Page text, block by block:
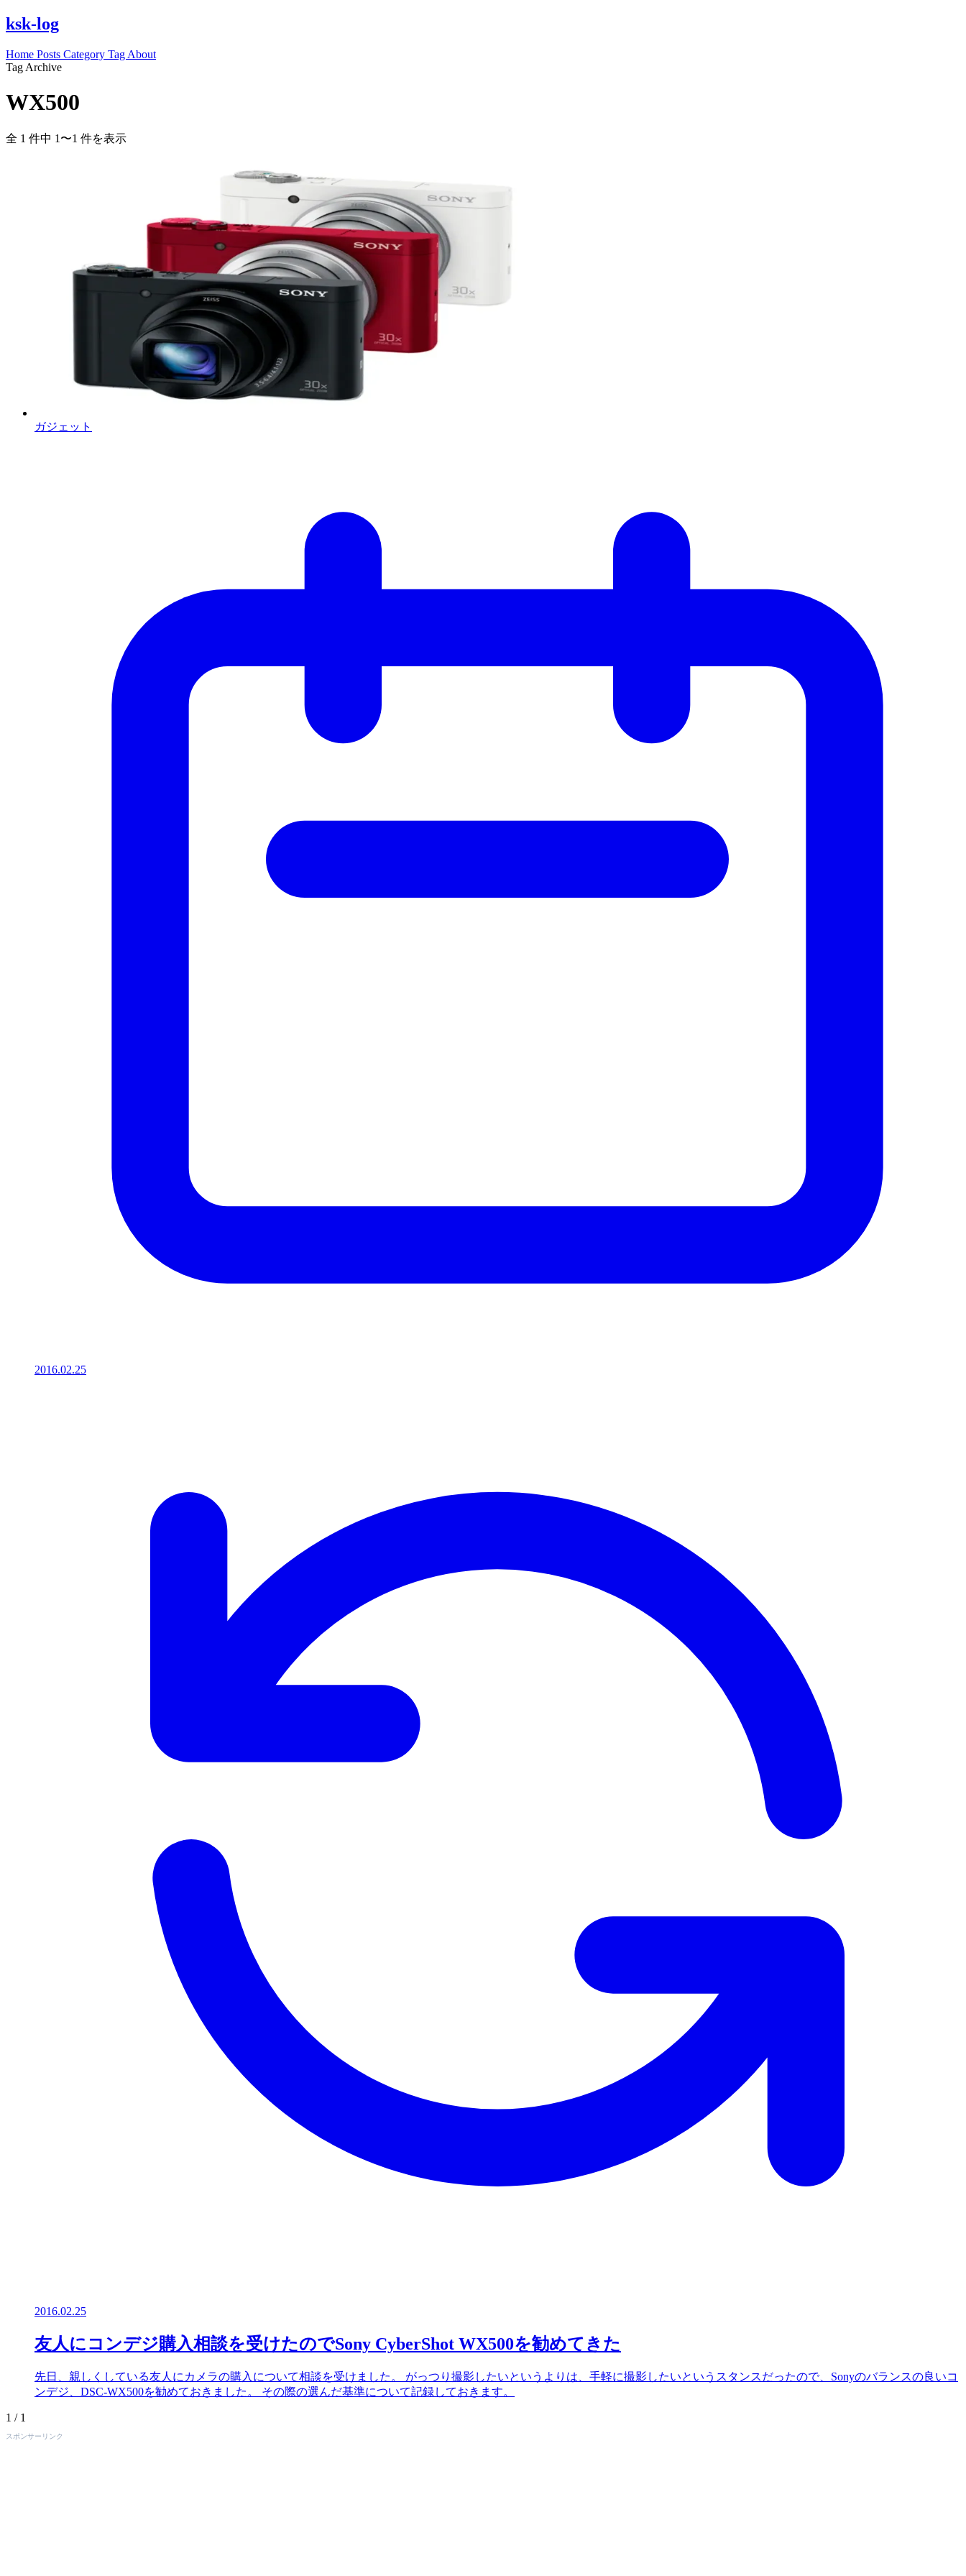
ksk-log
Home Posts Category Tag About
Tag Archive
WX500
全 1 件中 1〜1 件を表示
ガジェット
2016.02.25
2016.02.25
友人にコンデジ購入相談を受けたのでSony CyberShot WX500を勧めてきた
先日、親しくしている友人にカメラの購入について相談を受けました。 がっつり撮影したいというよりは、手軽に撮影したいというスタンスだったので、Sonyのバランスの良いコ
ンデジ、DSC-WX500を勧めておきました。 その際の選んだ基準について記録しておきます。
1 / 1
スポンサーリンク